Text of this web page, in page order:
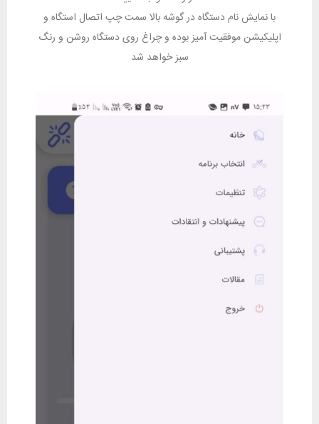
با نمایش نام دستگاه در گوشه بالا سمت چپ اتصال استگاه و
اپلیکیشن موفقیت آمیز بوده و چراغ روی دستگاه روشن و رنگ
سبز خواهد شد